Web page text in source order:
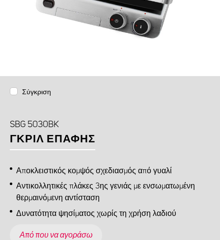
Σύγκριση
SBG 5030BK
ΓΚΡΙΛ ΕΠΑΦΉΣ
Αποκλειστικός κομψός σχεδιασμός από γυαλί
Αντικολλητικές πλάκες 3ης γενιάς με ενσωματωμένη
θερμαινόμενη αντίσταση
Δυνατότητα ψησίματος χωρίς τη χρήση λαδιού
Από που να αγοράσω